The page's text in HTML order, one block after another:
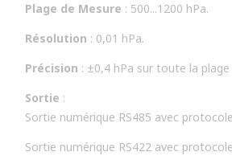
Plage de Mesure : 500...1200 hPa.
Résolution : 0,01 hPa.
Précision : ±0,4 hPa sur toute la
Sortie :
Sortie numérique RS485 avec
Sortie numérique RS422 avec